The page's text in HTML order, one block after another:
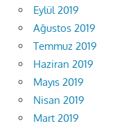
Eylül 2019
Ağustos 2019
Temmuz 2019
Haziran 2019
Mayıs 2019
Nisan 2019
Mart 2019